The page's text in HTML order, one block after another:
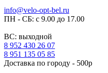
info@velo-opt-bel.ru
ПН - СБ: с 9.00 до 17.00
ВС: выходной
8 952 430 26 07
8 951 135 05 85
Доставка по городу - 500р